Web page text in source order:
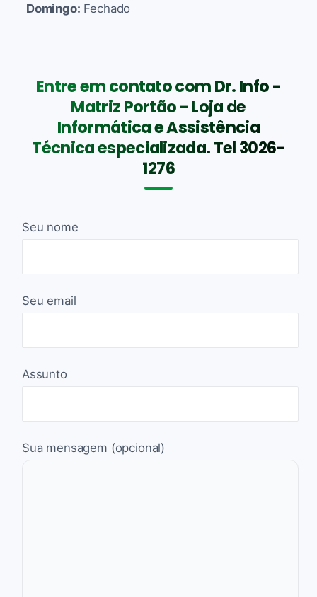
Domingo: Fechado
Entre em contato com Dr. Info -
Matriz Portão - Loja de
Informática e Assistência
Técnica especializada. Tel 3026-
1276
Seu nome
Seu email
Assunto
Sua mensagem (opcional)